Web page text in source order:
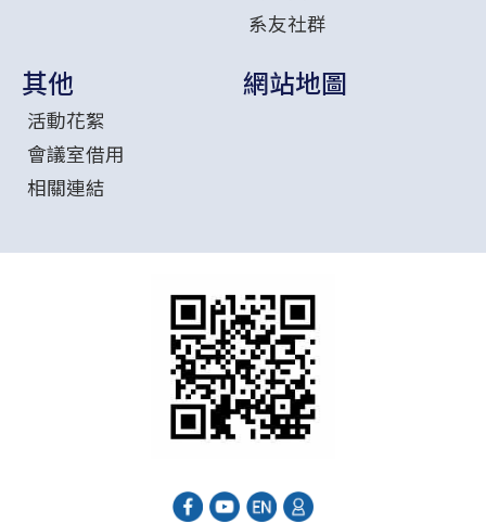
系友社群
其他
活動花絮
會議室借用
相關連結
網站地圖